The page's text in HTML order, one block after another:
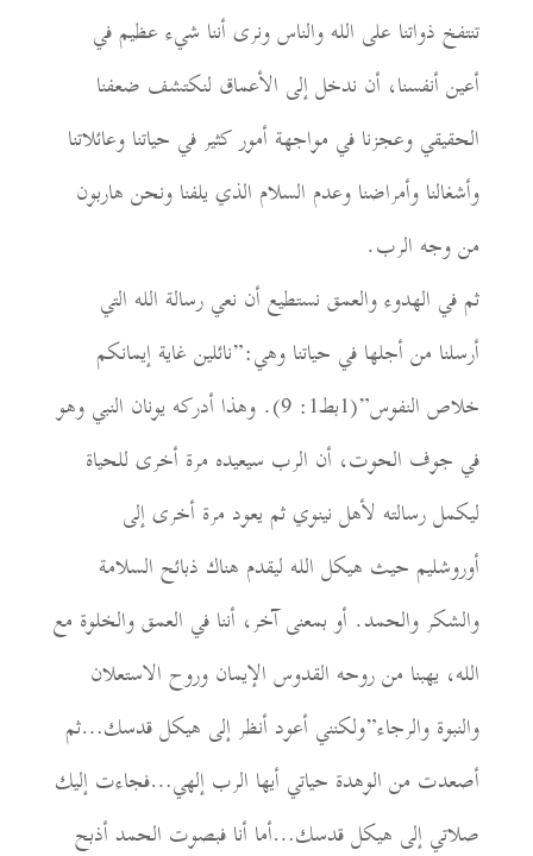
تنتفخ ذواتنا على الله والناس ونرى أننا شيء عظيم في
أعين أنفسنا، أن ندخل إلى الأعماق لنكتشف ضعفنا
الحقيقي وعجزنا في مواجهة أمور كثير في حياتنا وعائلاتنا
وأشغالنا وأمراضنا وعدم السلام الذي يلفنا ونحن هاربون
من وجه الرب.
ثم في الهدوء والعمق نستطيع أن نعي رسالة الله التي
أرسلنا من أجلها في حياتنا وهي:”نائلين غاية إيمانكم
خلاص النفوس”(1بط1: 9). وهذا أدركه يونان النبي وهو
في جوف الحوت، أن الرب سيعيده مرة أخرى للحياة
ليكمل رسالته لأهل نينوي ثم يعود مرة أخرى إلى
أوروشليم حيث هيكل الله ليقدم هناك ذبائح السلامة
والشكر والحمد. أو بمعنى آخر، أننا في العمق والخلوة مع
الله، يهبنا من روحه القدوس الإيمان وروح الاستعلان
والنبوة والرجاء”ولكنني أعود أنظر إلى هيكل قدسك…ثم
أصعدت من الوهدة حياتي أيها الرب إلهي…فجاءت إليك
صلاتي إلى هيكل قدسك…أما أنا فبصوت الحمد أذبح